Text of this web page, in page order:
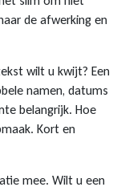
de afwerking en
wilt u kwijt? Een
namen, datums
belangrijk. Hoe
Kort en
mee. Wilt u een